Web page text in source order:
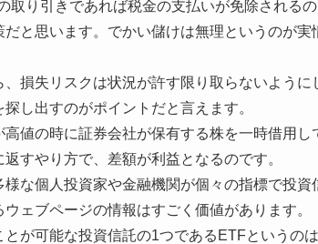
取り引きであれば税金の支払いが免除される
だと思います。でかい儲けは無理というのが
、損失リスクは状況が許す限り取らないよう
し出すのがポイントだと言えます。
高値の時に証券会社が保有する株を一時借用
すやり方で、差額が利益となるのです。
様な個人投資家や金融機関が個々の指標で投
ェブページの情報はすごく価値があります。
が可能な投資信託の1つであるETFというの